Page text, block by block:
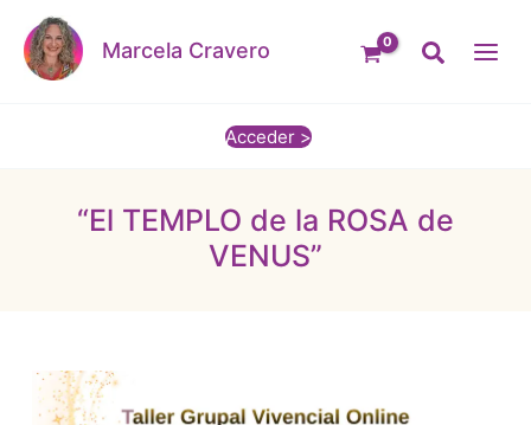
contenido
Marcela Cravero Buscar
Acceder >
“El TEMPLO de la ROSA de
VENUS”